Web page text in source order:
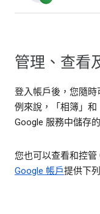
管理、查看
登入帳戶後，您隨
例來說，「相簿」
Google 服務中儲存
您也可以查看和控管
Google 帳戶提供下